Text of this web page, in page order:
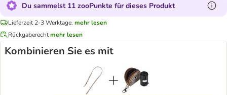
Du sammelst 11 zooPunkte für dieses Produkt
Lieferzeit 2-3 Werktage. mehr lesen
Rückgaberechtmehr lesen
Kombinieren Sie es mit